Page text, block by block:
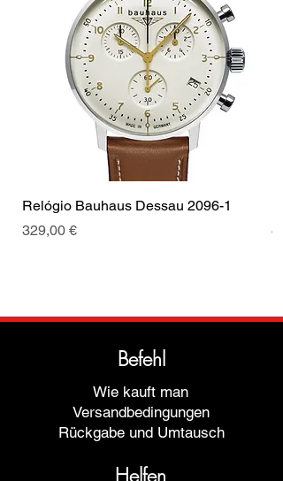
Relógio Bauhaus Dessau 2096-1
Preis
329,00 €
Befehl
Wie kauft man
Versandbedingungen
Rückgabe und Umtausch